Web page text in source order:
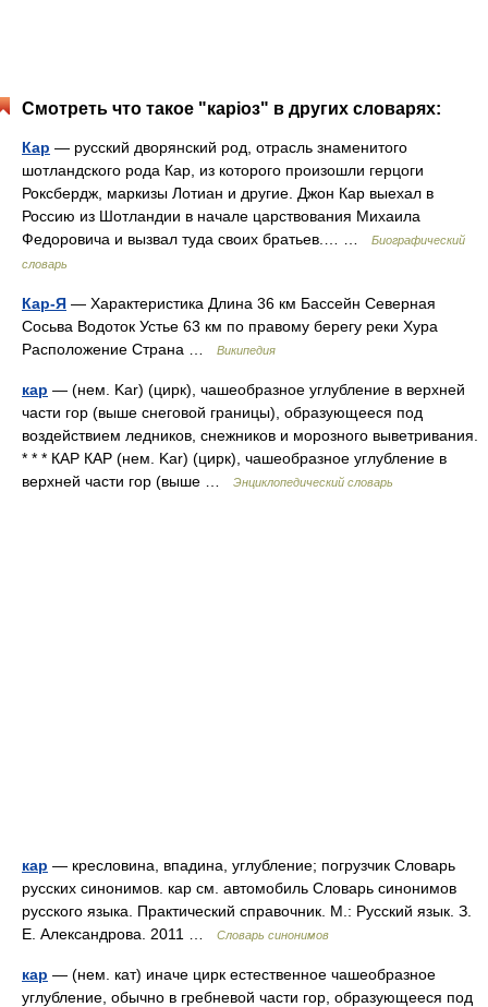
Смотреть что такое "каріоз" в других словарях:
Кар — русский дворянский род, отрасль знаменитого
шотландского рода Кар, из которого произошли герцоги
Роксбердж, маркизы Лотиан и другие. Джон Кар выехал в
Россию из Шотландии в начале царствования Михаила
Федоровича и вызвал туда своих братьев.… …
Биографический
словарь
Кар-Я — Характеристика Длина 36 км Бассейн Северная
Сосьва Водоток Устье 63 км по правому берегу реки Хура
Расположение Страна …
Википедия
кар — (нем. Kar) (цирк), чашеобразное углубление в верхней
части гор (выше снеговой границы), образующееся под
воздействием ледников, снежников и морозного выветривания.
* * * КАР КАР (нем. Kar) (цирк), чашеобразное углубление в
верхней части гор (выше …
Энциклопедический словарь
кар — кресловина, впадина, углубление; погрузчик Словарь
русских синонимов. кар см. автомобиль Словарь синонимов
русского языка. Практический справочник. М.: Русский язык. З.
Е. Александрова. 2011 …
Словарь синонимов
кар — (нем. кат) иначе цирк естественное чашеобразное
углубление, обычно в гребневой части гор, образующееся под